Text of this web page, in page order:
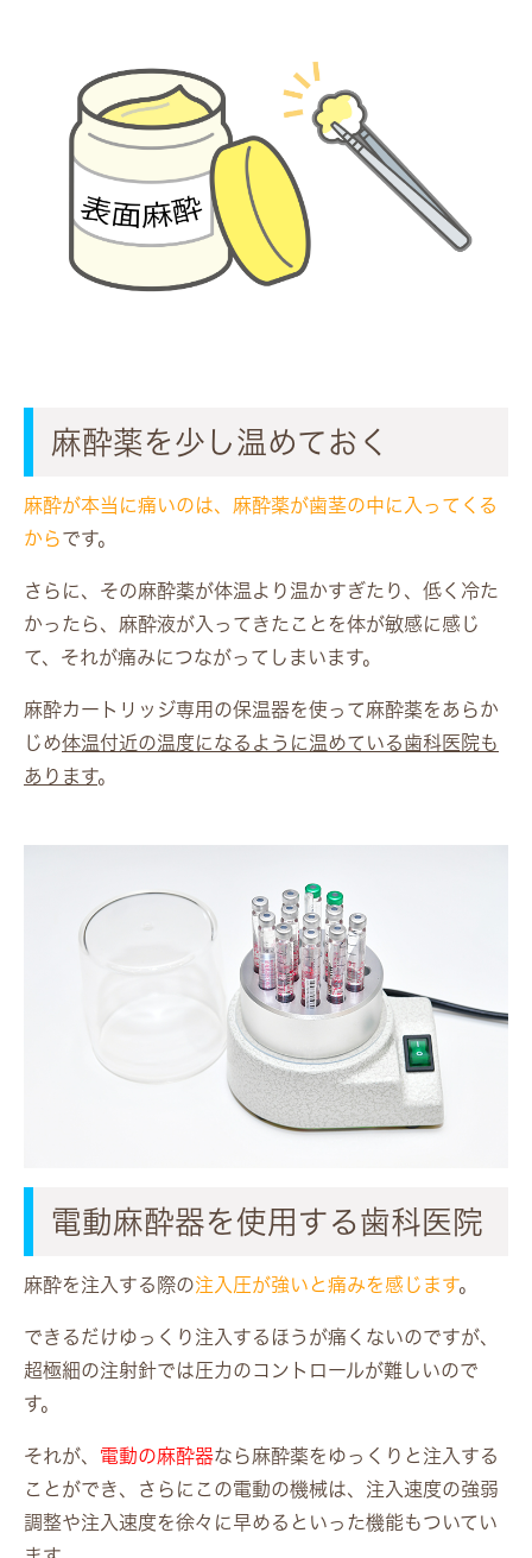
麻酔薬を少し温めておく
麻酔が本当に痛いのは、麻酔薬が歯茎の中に入ってくる
からです。
さらに、その麻酔薬が体温より温かすぎたり、低く冷た
かったら、麻酔液が入ってきたことを体が敏感に感じ
て、それが痛みにつながってしまいます。
麻酔カートリッジ専用の保温器を使って麻酔薬をあらか
じめ体温付近の温度になるように温めている歯科医院も
あります。
電動麻酔器を使用する歯科医院
麻酔を注入する際の注入圧が強いと痛みを感じます。
できるだけゆっくり注入するほうが痛くないのですが、
超極細の注射針では圧力のコントロールが難しいので
す。
それが、 電動の麻酔器なら麻酔薬をゆっくりと注入する
ことができ、さらにこの電動の機械は、注入速度の強弱
調整や注入速度を徐々に早めるといった機能もついてい